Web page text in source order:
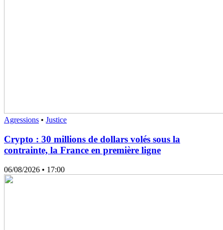
Agressions • Justice
Crypto : 30 millions de dollars volés sous la
contrainte, la France en première ligne
06/08/2026 • 17:00